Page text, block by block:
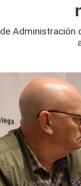
Administración